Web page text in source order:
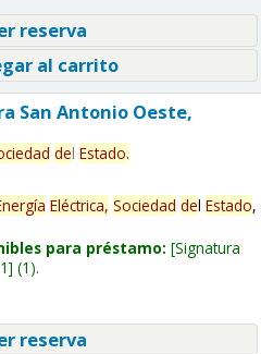
reserva
al carrito
San Antonio Oeste,
del Estado.
Eléctrica, Sociedad del Estado,
para préstamo: Signatura
(1).
reserva